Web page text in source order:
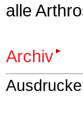
alle
Archiv